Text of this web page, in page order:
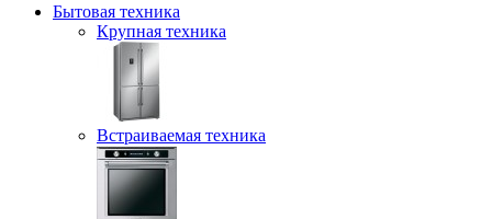
Бытовая техника
Крупная техника
Встраиваемая техника